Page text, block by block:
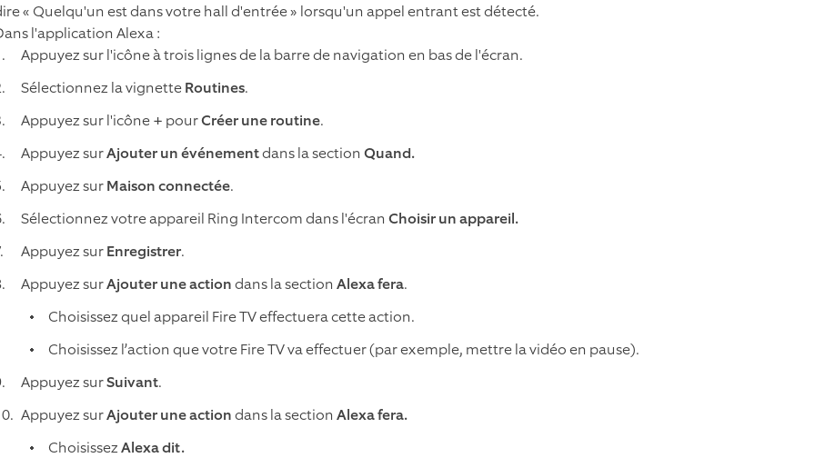
« Quelqu'un est dans votre hall d'entrée » lorsqu'un appel entrant est détecté.
l'application Alexa :
Appuyez sur l'icône à trois lignes de la barre de navigation en bas de l'écran.
Sélectionnez la vignetteRoutines.
Appuyez sur l'icône+ pourCréer une routine.
Appuyez surAjouter un événementdans la section Quand.
Appuyez surMaison connectée.
Sélectionnez votre appareil Ring Intercom dans l'écran Choisir un appareil.
Appuyez surEnregistrer.
Appuyez surAjouter une actiondans la section Alexa fera.
Choisissez quel appareil Fire TV effectuera cette action.
Choisissez l’action que votre Fire TV va effectuer (par exemple, mettre la vidéo en pause).
Appuyez surSuivant.
Appuyez surAjouter une actiondans la section Alexa fera.
ChoisissezAlexa dit.